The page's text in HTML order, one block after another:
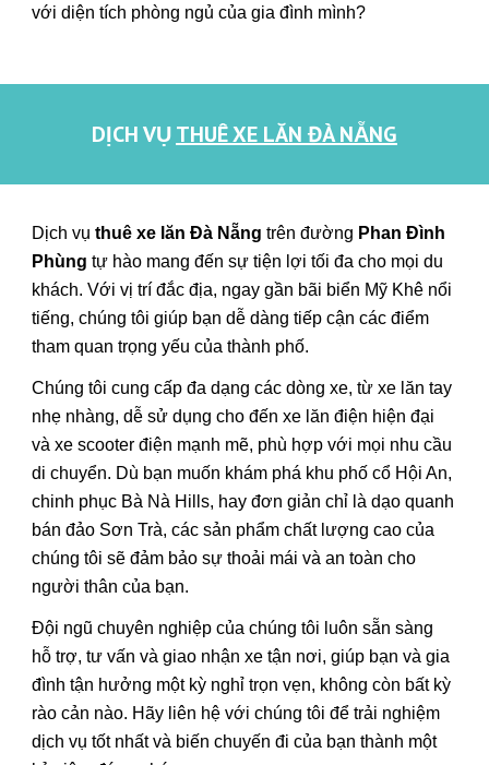
với diện tích phòng ngủ của gia đình mình?
DỊCH VỤTHUÊ XE LĂN ĐÀ NẴNG
Dịch vụthuê xe lăn Đà Nẵng trên đường Phan Đình
Phùng tự hào mang đến sự tiện lợi tối đa cho mọi du
khách. Với vị trí đắc địa, ngay gần bãi biển Mỹ Khê nổi
tiếng, chúng tôi giúp bạn dễ dàng tiếp cận các điểm
tham quan trọng yếu của thành phố.
Chúng tôi cung cấp đa dạng các dòng xe, từ xe lăn tay
nhẹ nhàng, dễ sử dụng cho đến xe lăn điện hiện đại
và xe scooter điện mạnh mẽ, phù hợp với mọi nhu cầu
di chuyển. Dù bạn muốn khám phá khu phố cổ Hội An,
chinh phục Bà Nà Hills, hay đơn giản chỉ là dạo quanh
bán đảo Sơn Trà, các sản phẩm chất lượng cao của
chúng tôi sẽ đảm bảo sự thoải mái và an toàn cho
người thân của bạn.
Đội ngũ chuyên nghiệp của chúng tôi luôn sẵn sàng
hỗ trợ, tư vấn và giao nhận xe tận nơi, giúp bạn và gia
đình tận hưởng một kỳ nghỉ trọn vẹn, không còn bất kỳ
rào cản nào. Hãy liên hệ với chúng tôi để trải nghiệm
dịch vụ tốt nhất và biến chuyến đi của bạn thành một